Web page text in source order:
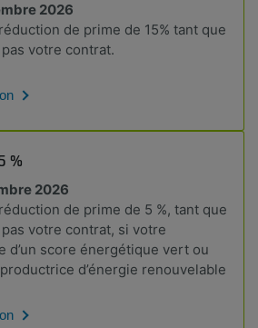
2026
de prime de 15% tant que
votre contrat.
%
2026
de prime de 5 %, tant que
votre contrat, si votre
d’un score énergétique vert ou
d’énergie renouvelable